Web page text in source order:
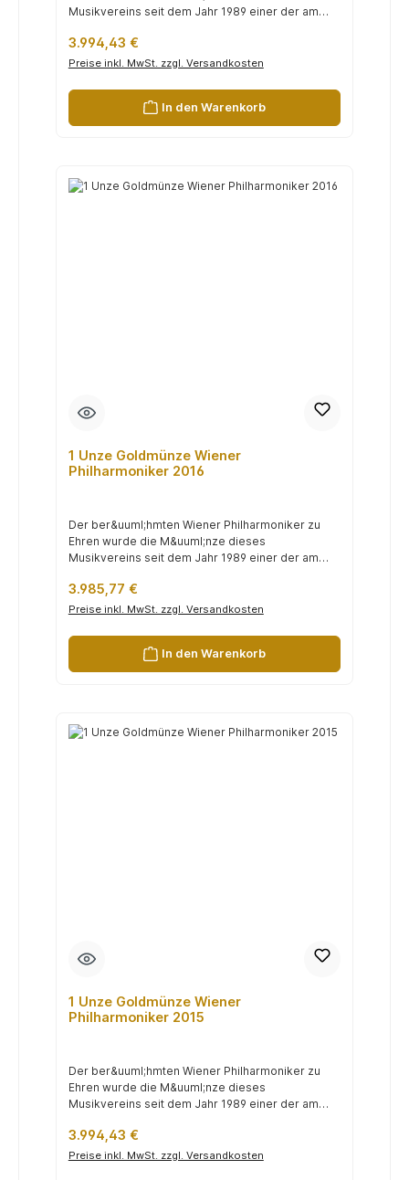
Musikvereins seit dem Jahr 1989 einer der am
Regulärer Preis:
3.994,43 €
Preise inkl. MwSt. zzgl. Versandkosten
In den Warenkorb
1 Unze Goldmünze Wiener
Philharmoniker 2016
Der ber&uuml;hmten Wiener Philharmoniker zu
Ehren wurde die M&uuml;nze dieses
Musikvereins seit dem Jahr 1989 einer der am
Regulärer Preis:
3.985,77 €
Preise inkl. MwSt. zzgl. Versandkosten
In den Warenkorb
1 Unze Goldmünze Wiener
Philharmoniker 2015
Der ber&uuml;hmten Wiener Philharmoniker zu
Ehren wurde die M&uuml;nze dieses
Musikvereins seit dem Jahr 1989 einer der am
Regulärer Preis:
3.994,43 €
Preise inkl. MwSt. zzgl. Versandkosten